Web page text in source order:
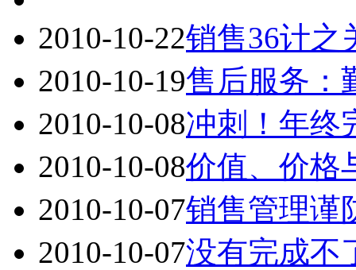
2010-10-22销售36计之
2010-10-19售后服务：
2010-10-08冲刺！年终
2010-10-08价值、价格
2010-10-07销售管理谨
2010-10-07没有完成不